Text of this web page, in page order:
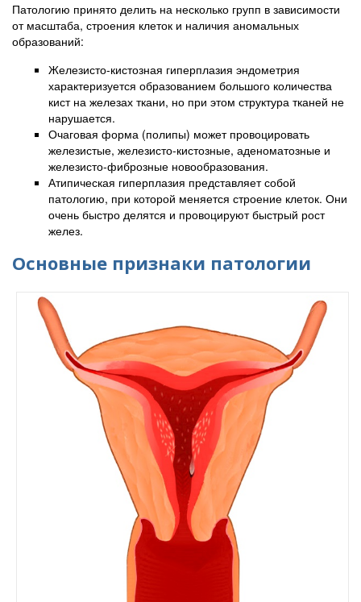
Патологию принято делить на несколько групп в зависимости
от масштаба, строения клеток и наличия аномальных
образований:
Железисто-кистозная гиперплазия эндометрия
характеризуется образованием большого количества
кист на железах ткани, но при этом структура тканей не
нарушается.
Очаговая форма (полипы) может провоцировать
железистые, железисто-кистозные, аденоматозные и
железисто-фиброзные новообразования.
Атипическая гиперплазия представляет собой
патологию, при которой меняется строение клеток. Они
очень быстро делятся и провоцируют быстрый рост
желез.
Основные признаки патологии